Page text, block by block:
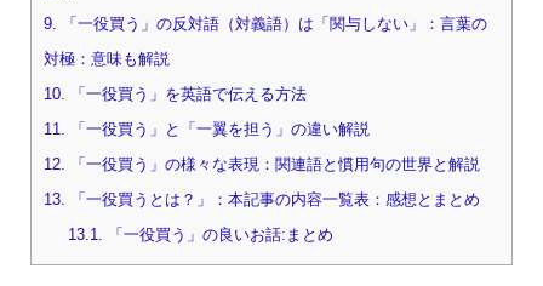
9. 「一役買う」の反対語（対義語）は「関与しない」：言葉の
対極：意味も解説
10. 「一役買う」を英語で伝える方法
11. 「一役買う」と「一翼を担う」の違い解説
12. 「一役買う」の様々な表現：関連語と慣用句の世界と解説
13. 「一役買うとは？」：本記事の内容一覧表：感想とまとめ
13.1. 「一役買う」の良いお話:まとめ